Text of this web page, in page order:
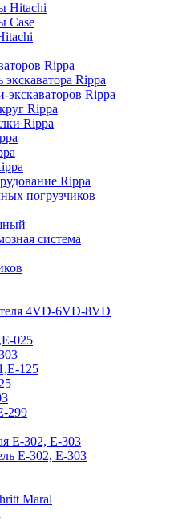
Hitachi
Case
Rippa
экскаватора Rippa
Rippa
Rippa
Rippa
Rippa
погрузчиков
система
4VD-6VD-8VD
025
125
299
Е-302, Е-303
Е-302, Е-303
Maral